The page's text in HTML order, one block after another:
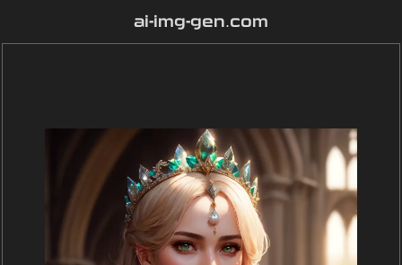
ai-img-gen.com